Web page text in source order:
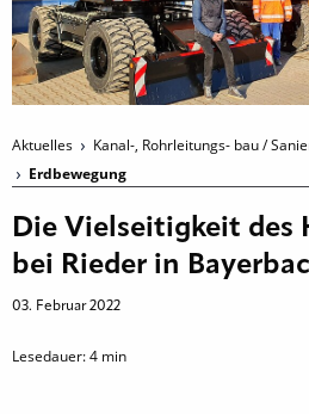
Aktuelles
Kanal-, Rohrleitungs- bau /
Erdbewegung
Die Vielseitigkeit des
bei Rieder in
03. Februar 2022
Lesedauer:4 min